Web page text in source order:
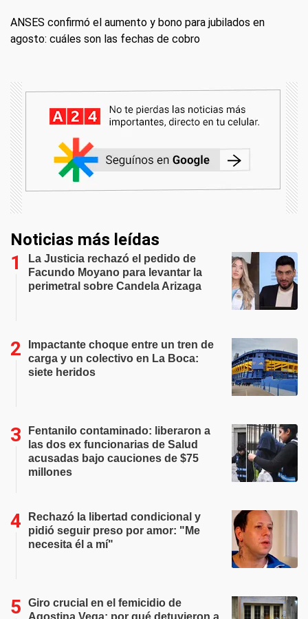
ANSES confirmó el aumento y bono para jubilados en
agosto: cuáles son las fechas de cobro
Noticias más leídas
La Justicia rechazó el pedido de
Facundo Moyano para levantar la
perimetral sobre Candela Arizaga
Impactante choque entre un tren de
carga y un colectivo en La Boca:
siete heridos
Fentanilo contaminado: liberaron a
las dos ex funcionarias de Salud
acusadas bajo cauciones de $75
millones
Rechazó la libertad condicional y
pidió seguir preso por amor: "Me
necesita él a mí"
Giro crucial en el femicidio de